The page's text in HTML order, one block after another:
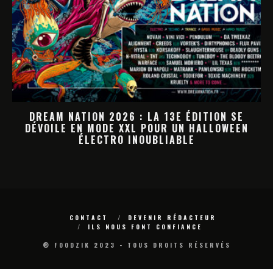
DREAM NATION 2026 : LA PROGRAMMATION
HALLOWEEN PREND FORME
CONTACT
DEVENIR RÉDACTEUR
ILS NOUS FONT CONFIANCE
® FOODZIK 2023 - TOUS DROITS RÉSERVÉS